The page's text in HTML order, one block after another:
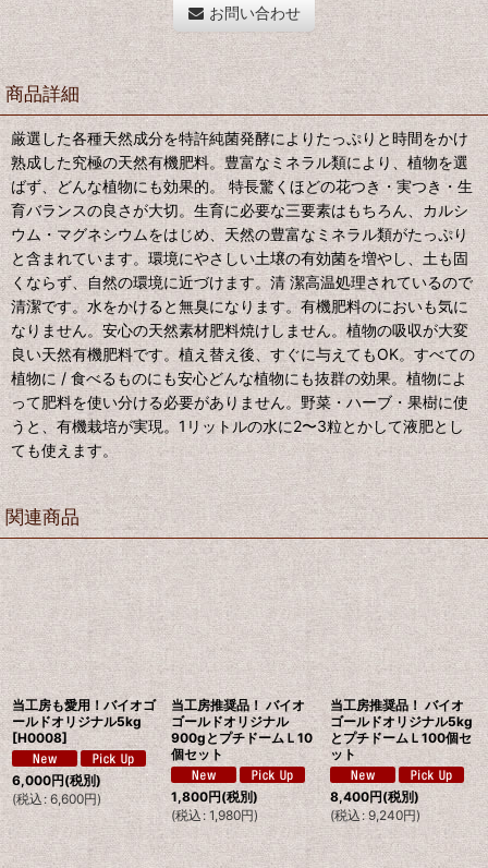
お問い合わせ
商品詳細
厳選した各種天然成分を特許純菌発酵によりたっぷりと時間をかけ
熟成した究極の天然有機肥料。豊富なミネラル類により、植物を選
ばず、どんな植物にも効果的。 特長驚くほどの花つき・実つき・生
育バランスの良さが大切。生育に必要な三要素はもちろん、カルシ
ウム・マグネシウムをはじめ、天然の豊富なミネラル類がたっぷり
と含まれています。環境にやさしい土壌の有効菌を増やし、土も固
くならず、自然の環境に近づけます。清 潔高温処理されているので
清潔です。水をかけると無臭になります。有機肥料のにおいも気に
なりません。安心の天然素材肥料焼けしません。植物の吸収が大変
良い天然有機肥料です。植え替え後、すぐに与えてもOK。すべての
植物に / 食べるものにも安心どんな植物にも抜群の効果。植物によ
って肥料を使い分ける必要がありません。野菜・ハーブ・果樹に使
うと、有機栽培が実現。1リットルの水に2〜3粒とかして液肥とし
ても使えます。
関連商品
当工房も愛用！バイオゴ
ールドオリジナル5kg
[H0008]
6,000円(税別)
(税込 : 6,600円)
当工房推奨品！ バイオ
ゴールドオリジナル
900gとプチドームＬ10
個セット
1,800円(税別)
(税込 : 1,980円)
当工房推奨品！ バイオ
ゴールドオリジナル5kg
とプチドームＬ100個セ
ット
8,400円(税別)
(税込 : 9,240円)